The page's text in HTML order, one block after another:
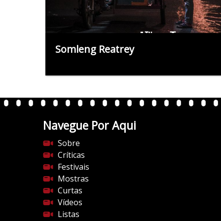
Somleng Reatrey
Navegue Por Aqui
Sobre
Críticas
Festivais
Mostras
Curtas
Vídeos
Listas